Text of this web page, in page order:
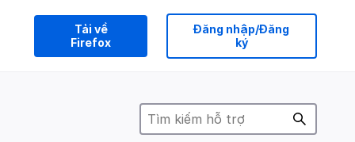
Tải về
Firefox
Đăng nhập/Đăng
ký